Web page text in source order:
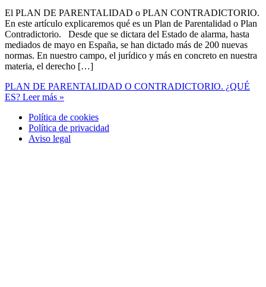
El PLAN DE PARENTALIDAD o PLAN CONTRADICTORIO.
En este artículo explicaremos qué es un Plan de Parentalidad o Plan
Contradictorio. Desde que se dictara del Estado de alarma, hasta
mediados de mayo en España, se han dictado más de 200 nuevas
normas. En nuestro campo, el jurídico y más en concreto en nuestra
materia, el derecho […]
PLAN DE PARENTALIDAD O CONTRADICTORIO. ¿QUÉ
ES? Leer más »
Política de cookies
Política de privacidad
Aviso legal